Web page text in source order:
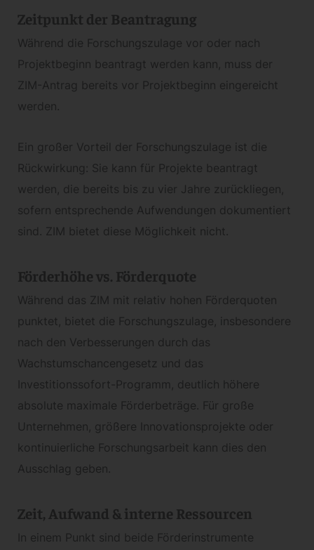
Zeitpunkt der Beantragung
Während die Forschungszulage vor oder nach
Projektbeginn beantragt werden kann, muss der
ZIM-Antrag bereits vor Projektbeginn eingereicht
werden.
Ein großer Vorteil der Forschungszulage ist die
Rückwirkung: Sie kann für Projekte beantragt
werden, die bereits bis zu vier Jahre zurückliegen,
sofern entsprechende Aufwendungen dokumentiert
sind. ZIM bietet diese Möglichkeit nicht.
Förderhöhe vs. Förderquote
Während das ZIM mit relativ hohen Förderquoten
punktet, bietet die Forschungszulage, insbesondere
nach den Verbesserungen durch das
Wachstumschancengesetz und das
Investitionssofort-Programm, deutlich höhere
absolute maximale Förderbeträge. Für große
Unternehmen, größere Innovationsprojekte oder
kontinuierliche Forschungsarbeit kann dies den
Ausschlag geben.
Zeit, Aufwand & interne Ressourcen
In einem Punkt sind beide Förderinstrumente